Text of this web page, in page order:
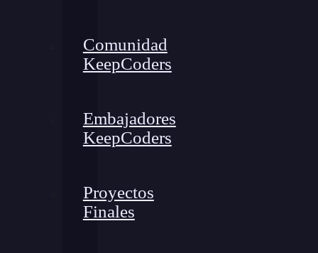
Comunidad
KeepCoders
Embajadores
KeepCoders
Proyectos
Finales